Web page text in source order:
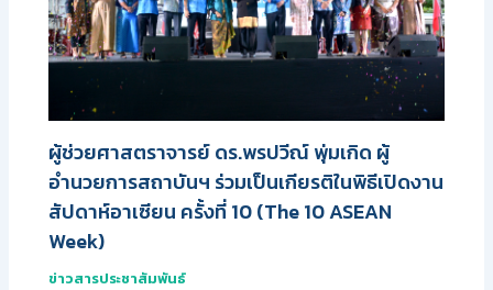
ผู้ช่วยศาสตราจารย์ ดร.พรปวีณ์ พุ่มเกิด ผู้
อำนวยการสถาบันฯ ร่วมเป็นเกียรติในพิธีเปิดงาน
สัปดาห์อาเซียน ครั้งที่ 10 (The 10 ASEAN
Week)
ข่าวสารประชาสัมพันธ์